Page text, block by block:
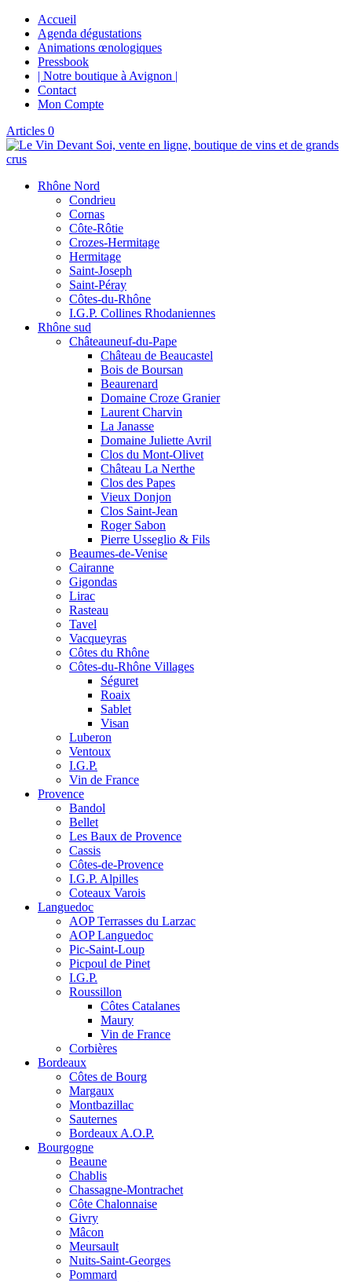
Accueil
Agenda dégustations
Animations œnologiques
Pressbook
| Notre boutique à Avignon |
Contact
Mon Compte
Articles 0
Rhône Nord
Condrieu
Cornas
Côte-Rôtie
Crozes-Hermitage
Hermitage
Saint-Joseph
Saint-Péray
Côtes-du-Rhône
I.G.P. Collines Rhodaniennes
Rhône sud
Châteauneuf-du-Pape
Château de Beaucastel
Bois de Boursan
Beaurenard
Domaine Croze Granier
Laurent Charvin
La Janasse
Domaine Juliette Avril
Clos du Mont-Olivet
Château La Nerthe
Clos des Papes
Vieux Donjon
Clos Saint-Jean
Roger Sabon
Pierre Usseglio & Fils
Beaumes-de-Venise
Cairanne
Gigondas
Lirac
Rasteau
Tavel
Vacqueyras
Côtes du Rhône
Côtes-du-Rhône Villages
Séguret
Roaix
Sablet
Visan
Luberon
Ventoux
I.G.P.
Vin de France
Provence
Bandol
Bellet
Les Baux de Provence
Cassis
Côtes-de-Provence
I.G.P. Alpilles
Coteaux Varois
Languedoc
AOP Terrasses du Larzac
AOP Languedoc
Pic-Saint-Loup
Picpoul de Pinet
I.G.P.
Roussillon
Côtes Catalanes
Maury
Vin de France
Corbières
Bordeaux
Côtes de Bourg
Margaux
Montbazillac
Sauternes
Bordeaux A.O.P.
Bourgogne
Beaune
Chablis
Chassagne-Montrachet
Côte Chalonnaise
Givry
Mâcon
Meursault
Nuits-Saint-Georges
Pommard